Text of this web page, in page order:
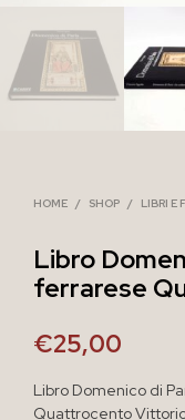
HOME / SHOP / LIBRI E
Libro
ferrarese
€25,00
Libro Domenico di
Quattrocento